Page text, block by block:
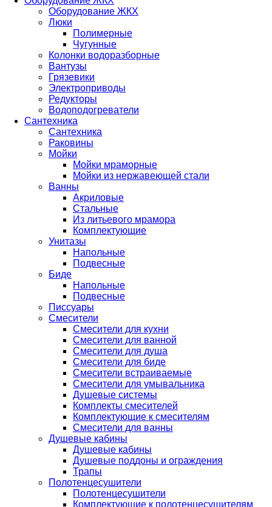
Оборудование ЖКХ
Люки
Полимерные
Чугунные
Колонки водоразборные
Вантузы
Грязевики
Электроприводы
Редукторы
Водоподогреватели
Сантехника
Сантехника
Раковины
Мойки
Мойки мраморные
Мойки из нержавеющей стали
Ванны
Акриловые
Стальные
Из литьевого мрамора
Комплектующие
Унитазы
Напольные
Подвесные
Биде
Напольные
Подвесные
Писсуары
Смесители
Смесители для кухни
Смесители для ванной
Смесители для душа
Смесители для биде
Смесители встраиваемые
Смесители для умывальника
Душевые системы
Комплекты смесителей
Комплектующие к смесителям
Смесители для ванны
Душевые кабины
Душевые кабины
Душевые поддоны и ограждения
Трапы
Полотенцесушители
Полотенцесушители
Комплектующие к полотенцесушителям